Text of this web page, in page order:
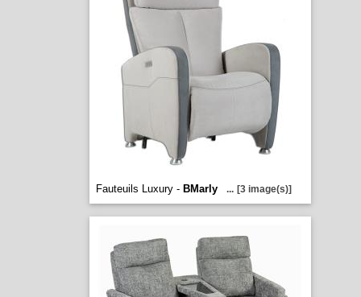
Fauteuils Luxury - BMarly ... [3 image(s)]